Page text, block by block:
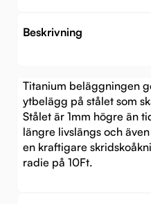
Beskrivning
Titanium beläggningen
ytbelägg på stålet som
Stålet är 1mm högre än
längre livslängs och
en kraftigare
radie på 10Ft.